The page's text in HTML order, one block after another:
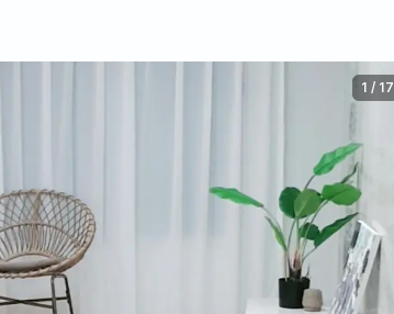
1 / 17